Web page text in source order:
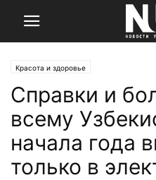
Красота и здоровье
Справки и
всему
начала года
только в